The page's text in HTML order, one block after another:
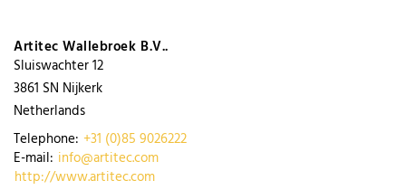
Artitec Wallebroek B.V..
Sluiswachter 12
3861 SN Nijkerk
Netherlands
Telephone: +31 (0)85 9026222
E-mail: info@artitec.com
http://www.artitec.com